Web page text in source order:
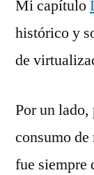
Mi capítulo
histórico y
de
Por un
consumo
fue siempre